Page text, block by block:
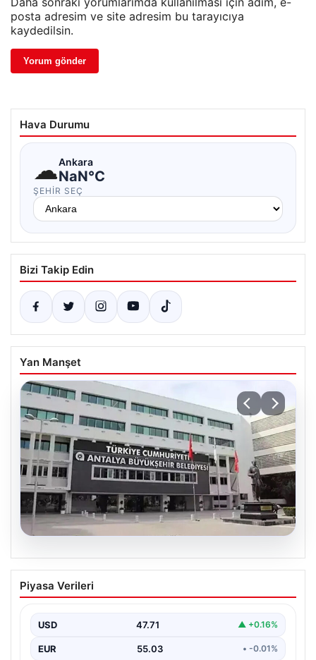
posta adresim ve site adresim bu tarayıcıya
kaydedilsin.
Hava Durumu
☁Ankara
NaN°C
ŞEHIR SEÇ
Bizi Takip Edin
Yan Manşet
Antalya’daki yolsuzluk soruşturmasında
iki yeni gözaltı
Piyasa Verileri
USD 47.71 ▲ +0.16%
EUR 55.03 • -0.01%